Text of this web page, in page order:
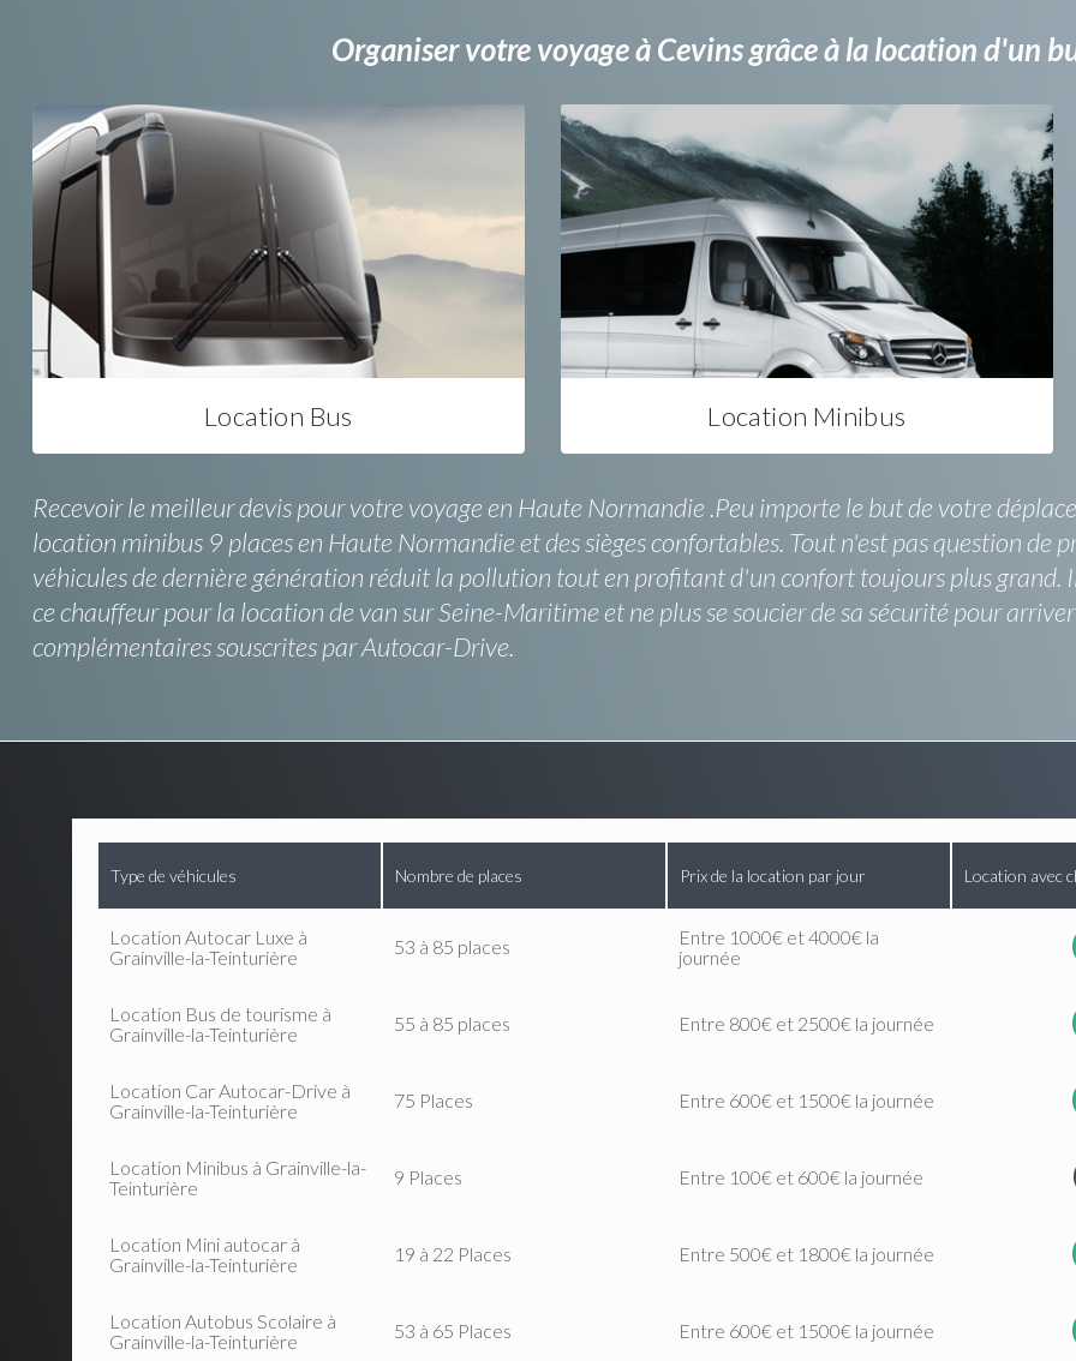
Organiser votre voyage à Cevins grâce à la location d'un
Location Bus Location Minibus
Recevoir le meilleur devis pour votre voyage en Haute Normandie .Peu importe le but de votre
location minibus 9 places en Haute Normandie et des sièges confortables. Tout n'est pas question de
véhicules de dernière génération réduit la pollution tout en profitant d'un confort toujours plus grand.
ce chauffeur pour la location de van sur Seine-Maritime et ne plus se soucier de sa sécurité pour
complémentaires souscrites par Autocar-Drive.
Type de véhicules Nombre de places Prix de la location par jour Location avec
Location Autocar Luxe à
Grainville-la-Teinturière
53 à 85 places
Entre 1000€ et 4000€ la
journée
Location Bus de tourisme à
Grainville-la-Teinturière
55 à 85 places Entre 800€ et 2500€ la journée
Location Car Autocar-Drive à
Grainville-la-Teinturière
75 Places Entre 600€ et 1500€ la journée
Location Minibus à Grainville-la-
Teinturière
9 Places Entre 100€ et 600€ la journée
Location Mini autocar à
Grainville-la-Teinturière
19 à 22 Places Entre 500€ et 1800€ la journée
Location Autobus Scolaire à
Grainville-la-Teinturière
53 à 65 Places Entre 600€ et 1500€ la journée